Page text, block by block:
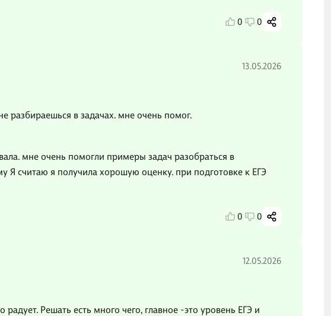
0 0
13.05.2026
разбираешься в задачах. мне очень помог.
мне очень помогли примеры задач разобраться в
Я считаю я получила хорошую оценку. при подготовке к ЕГЭ
0 0
12.05.2026
Решать есть много чего, главное -это уровень ЕГЭ и